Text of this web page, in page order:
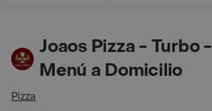
Joaos Pizza - Turbo
Menú a Domicilio
Pizza